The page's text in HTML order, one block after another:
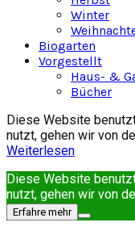
Winter
Biogarten
Vorgestellt
Haus- &
Bücher
Diese Website
nutzt, gehen wir von
Weiterlesen
Diese Website
nutzt, gehen wir von
Erfahre mehr